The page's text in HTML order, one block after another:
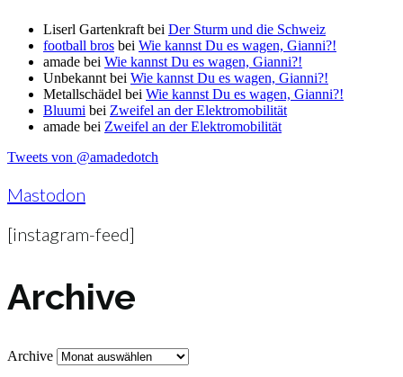
Liserl Gartenkraftbei Der Sturm und die Schweiz
football bros bei Wie kannst Du es wagen, Gianni?!
amade bei Wie kannst Du es wagen, Gianni?!
Unbekanntbei Wie kannst Du es wagen, Gianni?!
Metallschädel bei Wie kannst Du es wagen, Gianni?!
Bluumi bei Zweifel an der Elektromobilität
amade bei Zweifel an der Elektromobilität
Tweets von @amadedotch
Mastodon
[instagram-feed]
Archive
Archive